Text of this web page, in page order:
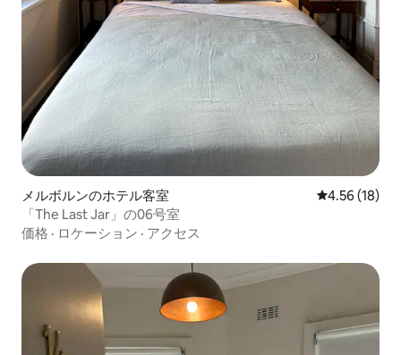
メルボルンのホテル客室 レビュー18
4.56 (18)
「The Last Jar」の06号室
価格 · ロケーション · アクセス